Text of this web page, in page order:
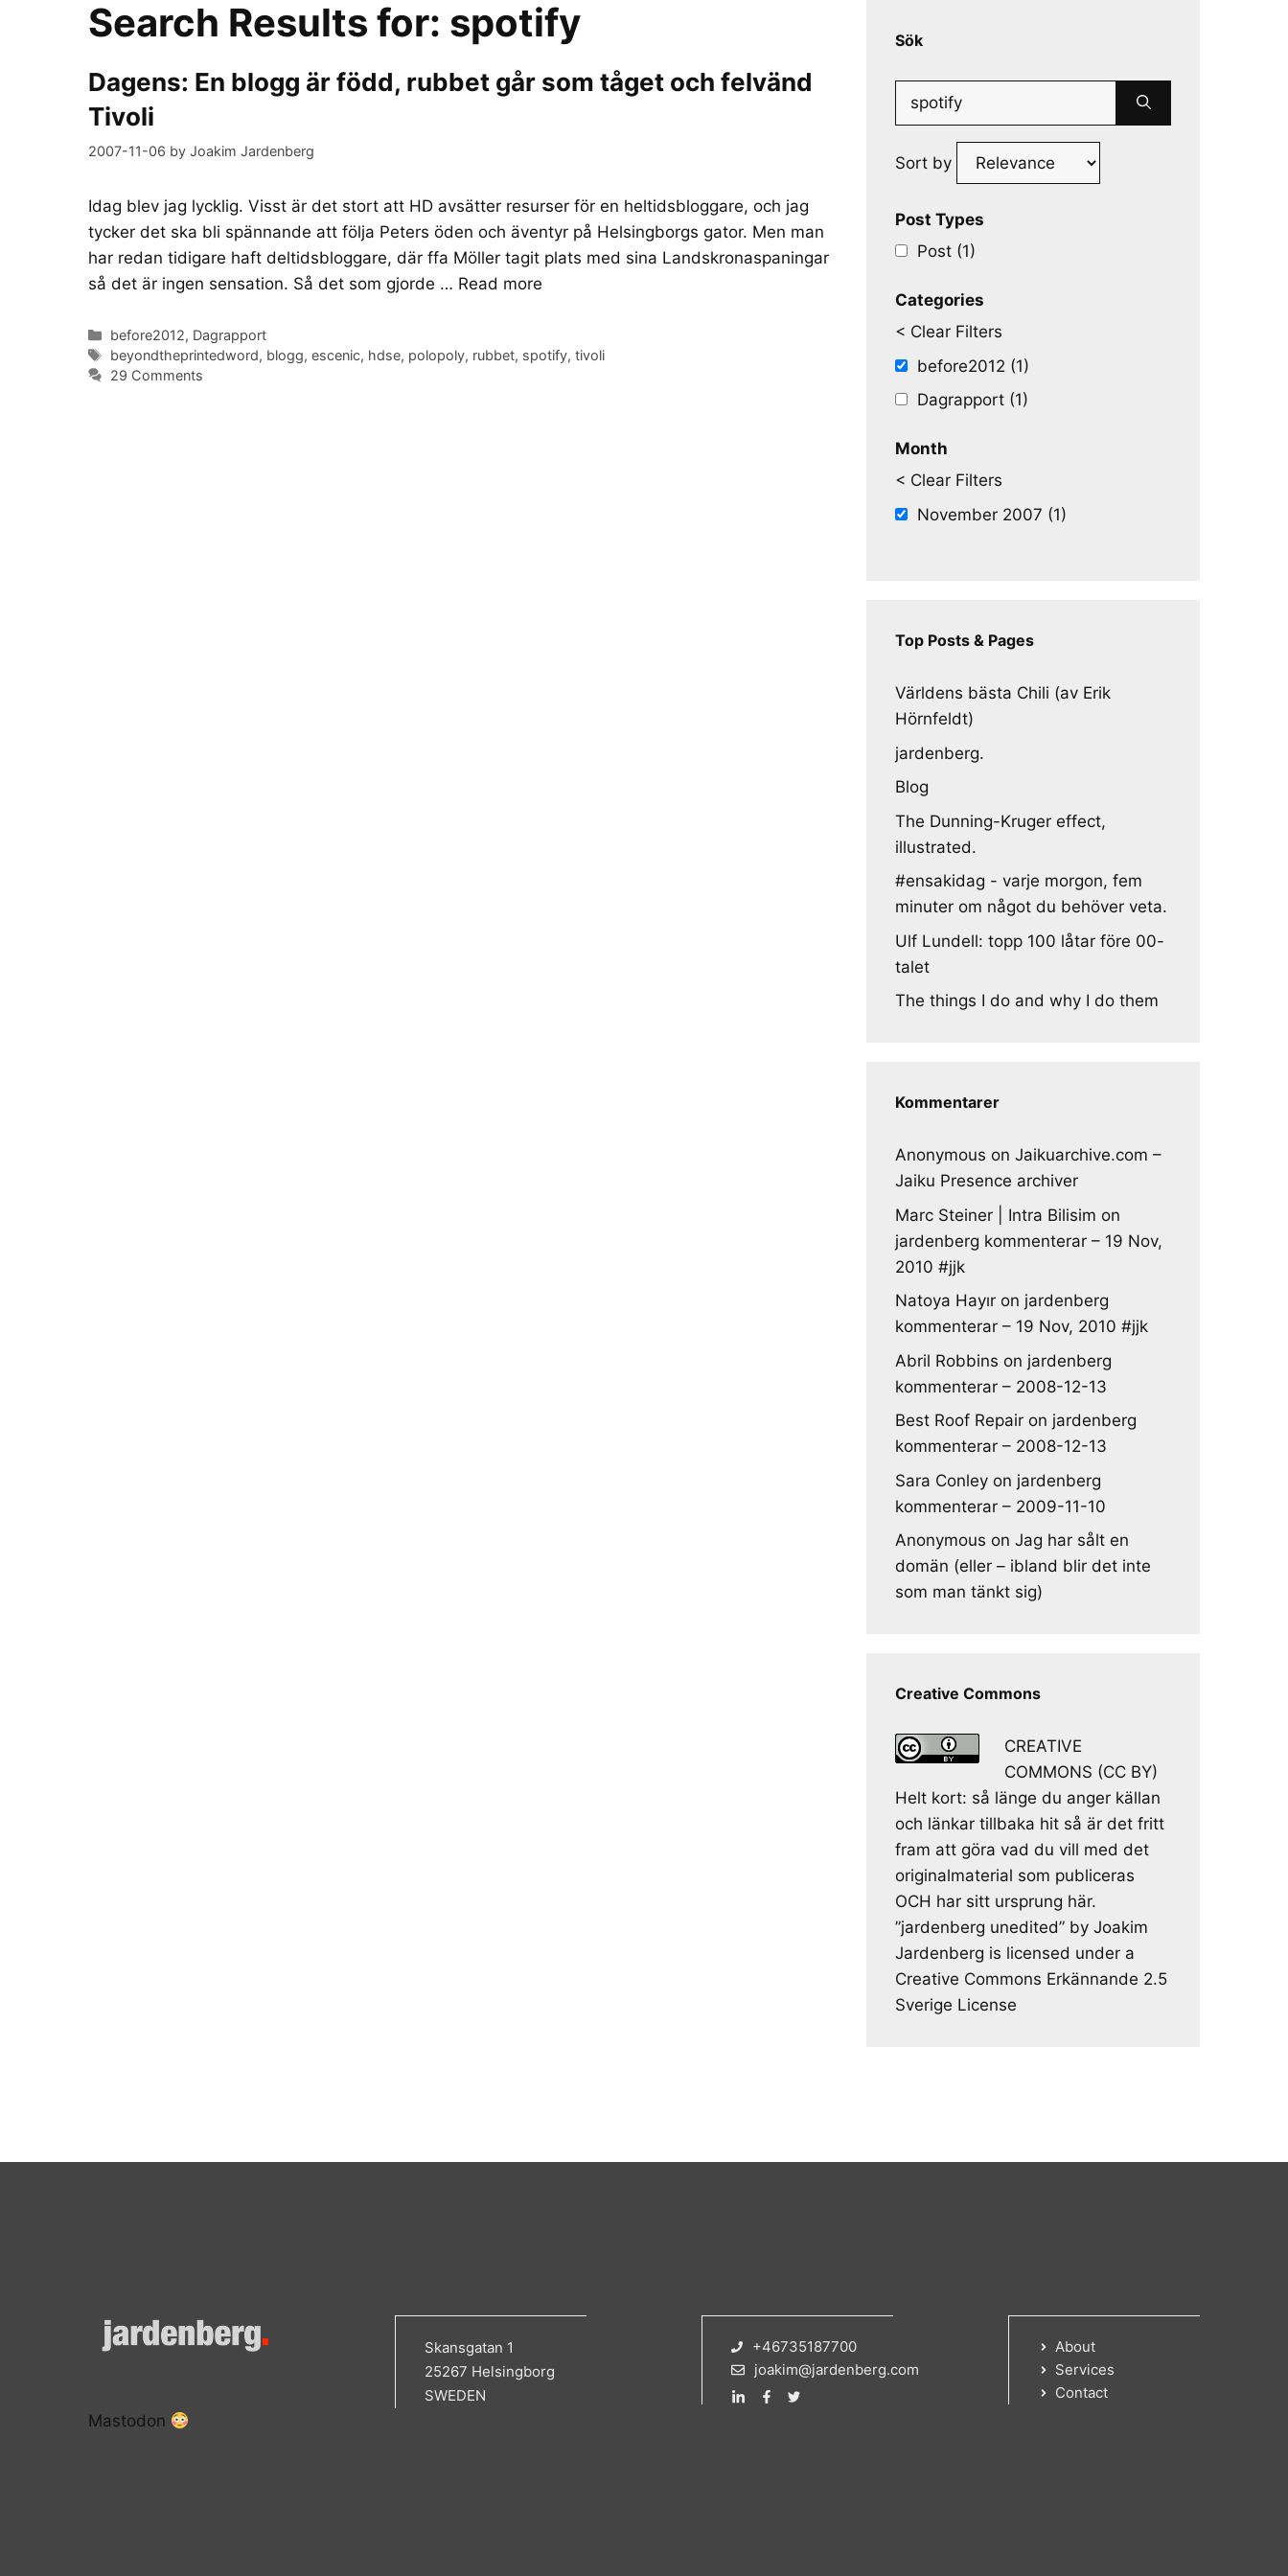
Search Results for: spotify
Dagens: En blogg är född, rubbet går som tåget och felvänd
Tivoli
2007-11-06 by Joakim Jardenberg
Idag blev jag lycklig. Visst är det stort att HD avsätter resurser för en heltidsbloggare, och jag
tycker det ska bli spännande att följa Peters öden och äventyr på Helsingborgs gator. Men man
har redan tidigare haft deltidsbloggare, där ffa Möller tagit plats med sina Landskronaspaningar
så det är ingen sensation. Så det som gjorde … Read more
Categories
before2012, Dagrapport
Tags
beyondtheprintedword, blogg,escenic, hdse, polopoly, rubbet, spotify,tivoli
29 Comments
Sök
Search
Sort by
Post Types
Post (1)
Categories
< Clear Filters
before2012 (1)
Dagrapport (1)
Month
< Clear Filters
November 2007 (1)
Top Posts & Pages
Världens bästa Chili (av Erik
Hörnfeldt)
jardenberg.
Blog
The Dunning-Kruger effect,
illustrated.
#ensakidag - varje morgon, fem
minuter om något du behöver veta.
Ulf Lundell: topp 100 låtar före 00-
talet
The things I do and why I do them
Kommentarer
Anonymous on Jaikuarchive.com –
Jaiku Presence archiver
Marc Steiner | Intra Bilisim on
jardenberg kommenterar – 19 Nov,
2010 #jjk
Natoya Hayır on jardenberg
kommenterar – 19 Nov, 2010 #jjk
Abril Robbins on jardenberg
kommenterar – 2008-12-13
Best Roof Repair on jardenberg
kommenterar – 2008-12-13
Sara Conley on jardenberg
kommenterar – 2009-11-10
Anonymous on Jag har sålt en
domän (eller – ibland blir det inte
som man tänkt sig)
Creative Commons
CREATIVE
COMMONS (CC BY)
Helt kort: så länge du anger källan
och länkar tillbaka hit så är det fritt
fram att göra vad du vill med det
originalmaterial som publiceras
OCH har sitt ursprung här.
”jardenberg unedited” by Joakim
Jardenberg is licensed under a
Creative Commons Erkännande 2.5
Sverige License
Skansgatan 1
25267 Helsingborg
SWEDEN
+46735187700
joakim@jardenberg.com
About
Services
Contact
Mastodon